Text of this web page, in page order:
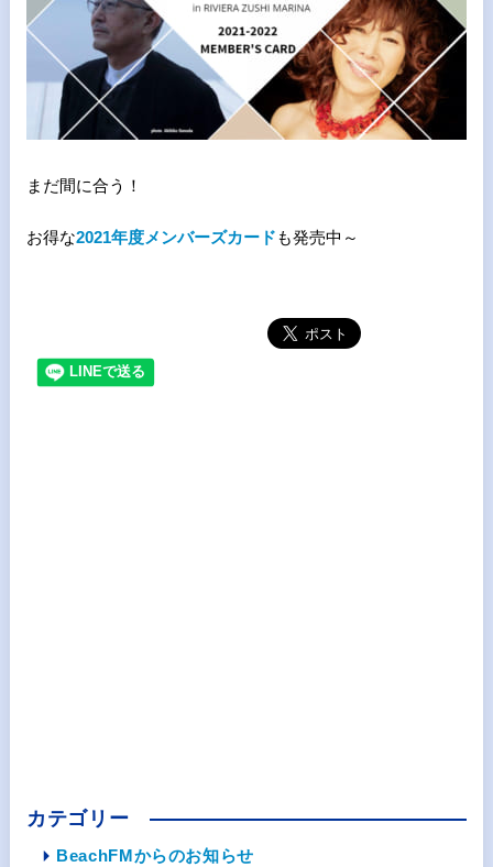
まだ間に合う！
お得な2021年度メンバーズカードも発売中～
カテゴリー
BeachFMからのお知らせ